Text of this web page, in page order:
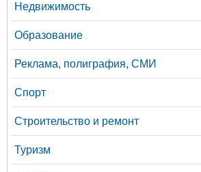
Недвижимость
Образование
Реклама, полиграфия, СМИ
Спорт
Строительство и ремонт
Туризм